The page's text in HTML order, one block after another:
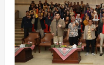
Hang
Tuah
Cetak
Doktor
Ke-
13